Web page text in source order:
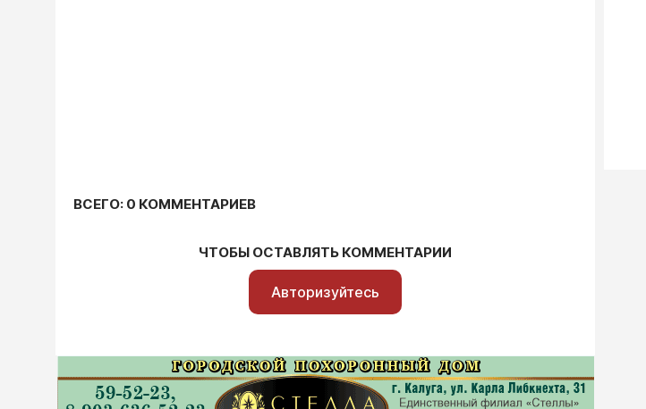
ВСЕГО: 0 КОММЕНТАРИЕВ
ЧТОБЫ ОСТАВЛЯТЬ КОММЕНТАРИИ
Авторизуйтесь